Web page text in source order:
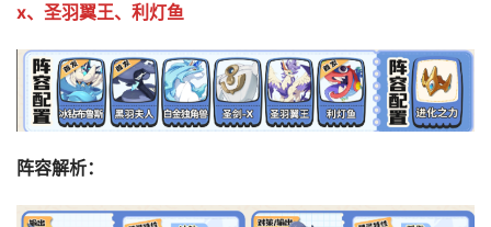
x、圣羽翼王、利灯鱼
阵容解析：